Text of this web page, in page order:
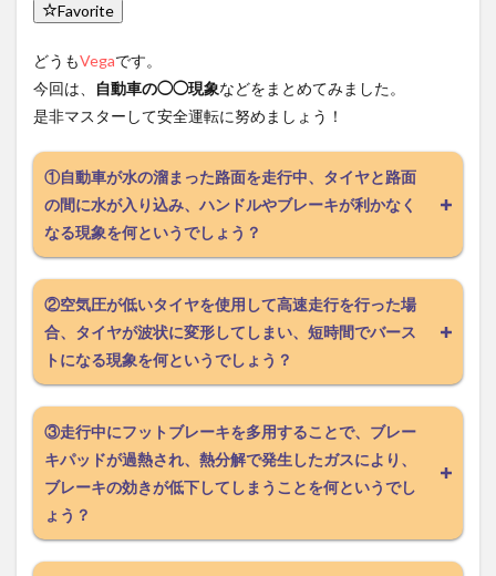
Favorite
どうもVegaです。
今回は、
自動車の◯◯現象などをまとめてみました。
是非マスターして安全運転に努めましょう！
①自動車が水の溜まった路面を走行中、タイヤと路面
の間に水が入り込み、ハンドルやブレーキが利かなく
なる現象を何というでしょう？
②空気圧が低いタイヤを使用して高速走行を行った場
合、タイヤが波状に変形してしまい、短時間でバース
トになる現象を何というでしょう？
③走行中にフットブレーキを多用することで、ブレー
キパッドが過熱され、熱分解で発生したガスにより、
ブレーキの効きが低下してしまうことを何というでし
ょう？